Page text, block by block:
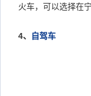
火车，可以选择在
4、 自驾车